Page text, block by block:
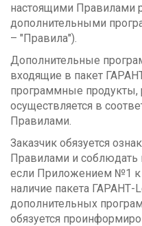
настоящими Правилами
дополнительными
– "Правила").
Дополнительные
входящие в пакет
программные продукты,
осуществляется в
Правилами.
Заказчик обязуется
Правилами и соблюдать
если Приложением №1 к
наличие пакета ГАРАНТ-
дополнительных
обязуется